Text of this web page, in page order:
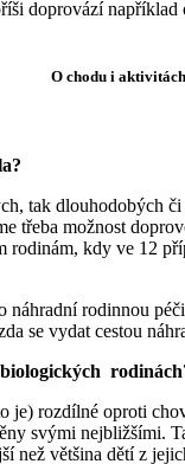
doprovází
O chodu i
tak dlouhodobých
třeba možnost
kdy ve 12
rodinnou
se vydat cestou
rozdílné oproti
svými nejbližšími.
než většina dětí z